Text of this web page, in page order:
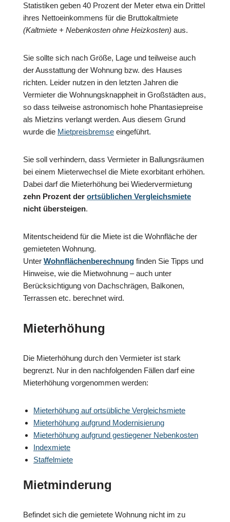
Statistiken geben 40 Prozent der Meter etwa ein Drittel
ihres Nettoeinkommens für die Bruttokaltmiete
(Kaltmiete + Nebenkosten ohne Heizkosten) aus.
Sie sollte sich nach Größe, Lage und teilweise auch
der Ausstattung der Wohnung bzw. des Hauses
richten. Leider nutzen in den letzten Jahren die
Vermieter die Wohnungsknappheit in Großstädten aus,
so dass teilweise astronomisch hohe Phantasiepreise
als Mietzins verlangt werden. Aus diesem Grund
wurde die Mietpreisbremse eingeführt.
Sie soll verhindern, dass Vermieter in Ballungsräumen
bei einem Mieterwechsel die Miete exorbitant erhöhen.
Dabei darf die Mieterhöhung bei Wiedervermietung
zehn Prozent der ortsüblichen Vergleichsmiete
nicht übersteigen.
Mitentscheidend für die Miete ist die Wohnfläche der
gemieteten Wohnung.
Unter Wohnflächenberechnung finden Sie Tipps und
Hinweise, wie die Mietwohnung – auch unter
Berücksichtigung von Dachschrägen, Balkonen,
Terrassen etc. berechnet wird.
Mieterhöhung
Die Mieterhöhung durch den Vermieter ist stark
begrenzt. Nur in den nachfolgenden Fällen darf eine
Mieterhöhung vorgenommen werden:
Mieterhöhung auf ortsübliche Vergleichsmiete
Mieterhöhung aufgrund Modernisierung
Mieterhöhung aufgrund gestiegener Nebenkosten
Indexmiete
Staffelmiete
Mietminderung
Befindet sich die gemietete Wohnung nicht im zu